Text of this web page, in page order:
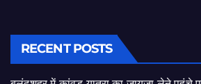
RECENT POSTS